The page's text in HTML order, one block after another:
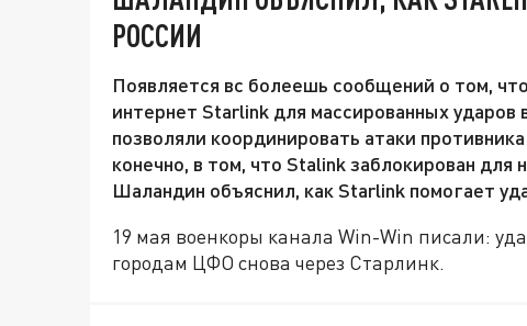
РОССИИ
Появляется вс болеешь сообщений о том,
интернет Starlink для массированных
позволяли координировать атаки
конечно, в том, что Stalink заблокирован
Шаландин объяснил, как Starlink помогает
19 мая военкоры канала Win-Win писали:
городам ЦФО снова через Старлинк.